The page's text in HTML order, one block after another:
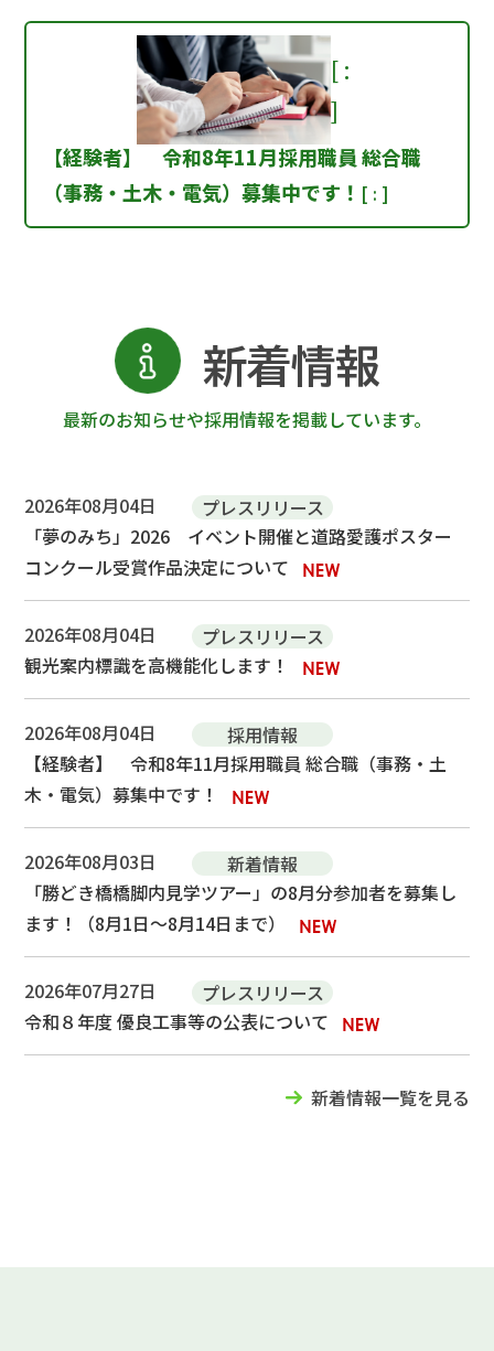
[ :
]
【経験者】 令和8年11月採用職員 総合職
（事務・土木・電気）募集中です！ [ : ]
新着情報
最新のお知らせや採用情報を掲載しています。
2026年08月04日
プレスリリース
「夢のみち」2026 イベント開催と道路愛護ポスター
コンクール受賞作品決定について
2026年08月04日
プレスリリース
観光案内標識を高機能化します！
2026年08月04日
採用情報
【経験者】 令和8年11月採用職員 総合職（事務・土
木・電気）募集中です！
2026年08月03日
新着情報
「勝どき橋橋脚内見学ツアー」の8月分参加者を募集し
ます！（8月1日～8月14日まで）
2026年07月27日
プレスリリース
令和８年度 優良工事等の公表について
新着情報一覧を見る